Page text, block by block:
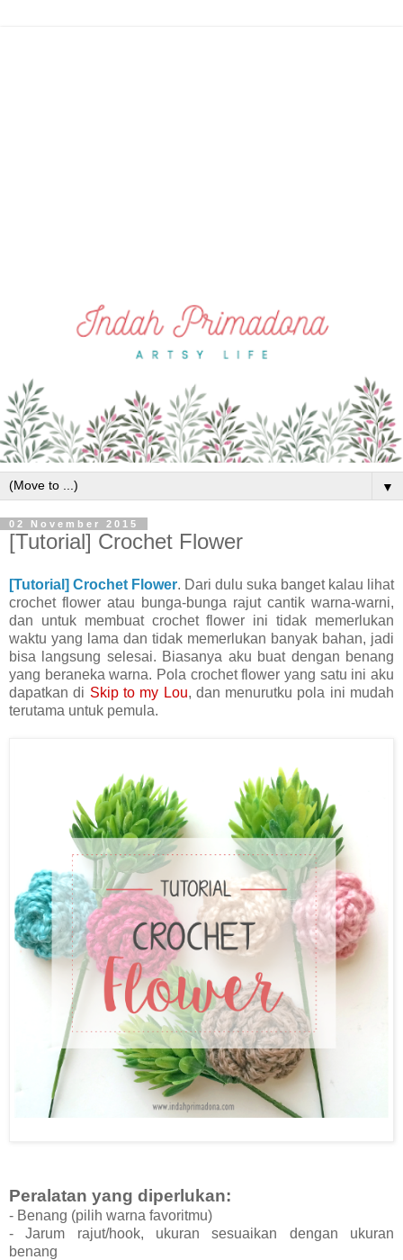
▼
02 November 2015
[Tutorial] Crochet Flower
[Tutorial] Crochet Flower. Dari dulu suka banget kalau lihat
crochet flower atau bunga-bunga rajut cantik warna-warni,
dan untuk membuat crochet flower ini tidak memerlukan
waktu yang lama dan tidak memerlukan banyak bahan, jadi
bisa langsung selesai. Biasanya aku buat dengan benang
yang beraneka warna. Pola crochet flower yang satu ini aku
dapatkan di Skip to my Lou, dan menurutku pola ini mudah
terutama untuk pemula.
Peralatan yang diperlukan:
- Benang (pilih warna favoritmu)
- Jarum rajut/hook, ukuran sesuaikan dengan ukuran
benang